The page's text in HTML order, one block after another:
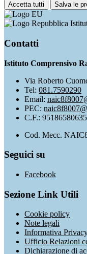
Accetta tutti Salva le
Contatti
Istituto Comprensivo
Via Roberto
Tel: 081.7590290
Email:
PEC:
C.F.: 95186580635
Cod. Mecc.
Seguici su
Facebook
Sezione Link Utili
Cookie policy
Note legali
Informativa
Ufficio Relazioni
Dichiarazione di